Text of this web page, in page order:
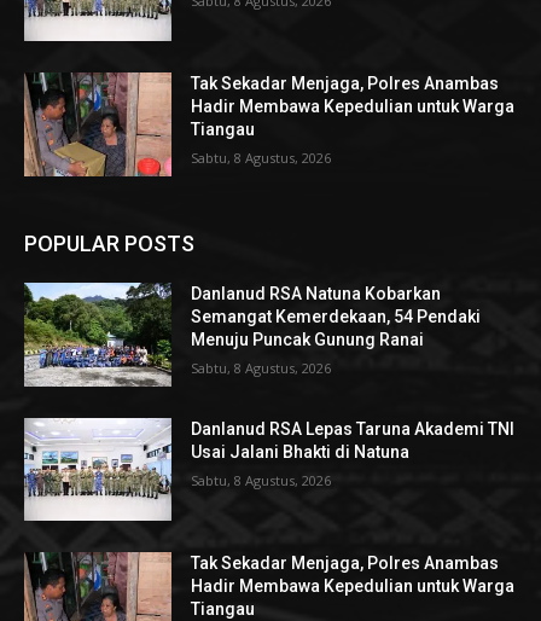
Tak Sekadar Menjaga, Polres Anambas
Hadir Membawa Kepedulian untuk Warga
Tiangau
Sabtu, 8 Agustus, 2026
POPULAR POSTS
Danlanud RSA Natuna Kobarkan
Semangat Kemerdekaan, 54 Pendaki
Menuju Puncak Gunung Ranai
Sabtu, 8 Agustus, 2026
Danlanud RSA Lepas Taruna Akademi TNI
Usai Jalani Bhakti di Natuna
Sabtu, 8 Agustus, 2026
Tak Sekadar Menjaga, Polres Anambas
Hadir Membawa Kepedulian untuk Warga
Tiangau